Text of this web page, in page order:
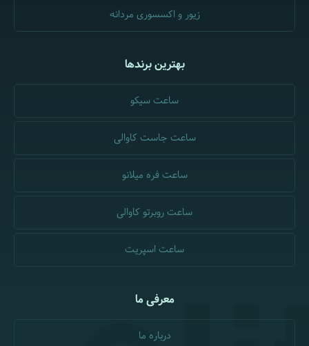
زیور و اکسسوری مردانه
بهترین برندها
ساعت سیکو
ساعت جاست کاوالی
ساعت فره میلانو
ساعت روبرتو کاوالی
ساعت اسپریت
معرفی ما
درباره ما